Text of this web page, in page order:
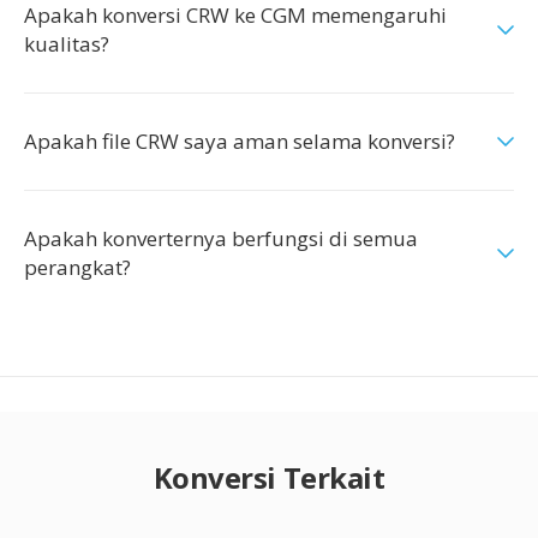
Apakah konversi CRW ke CGM memengaruhi
kualitas?
Apakah file CRW saya aman selama konversi?
Apakah konverternya berfungsi di semua
perangkat?
Konversi Terkait